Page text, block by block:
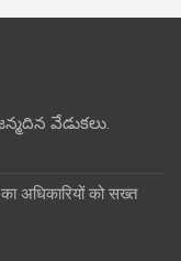
వేడుకలు.
अधिकारियों को सख्त